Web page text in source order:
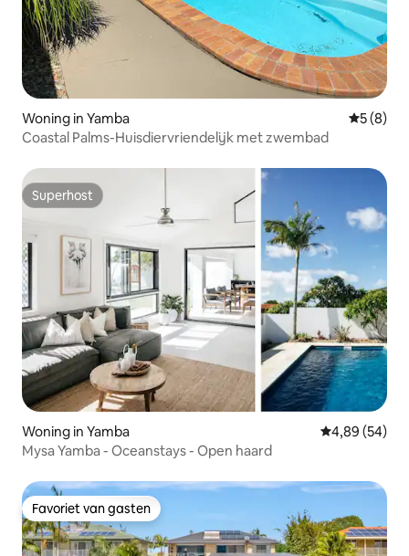
Woning in Yamba
5 (8)
Coastal Palms-Huisdiervriendelijk met zwembad
Superhost
Superhost
Woning in Yamba Gemiddelde
4,89 (54)
Mysa Yamba - Oceanstays - Open haard
Favoriet van gasten
Favoriet van gasten